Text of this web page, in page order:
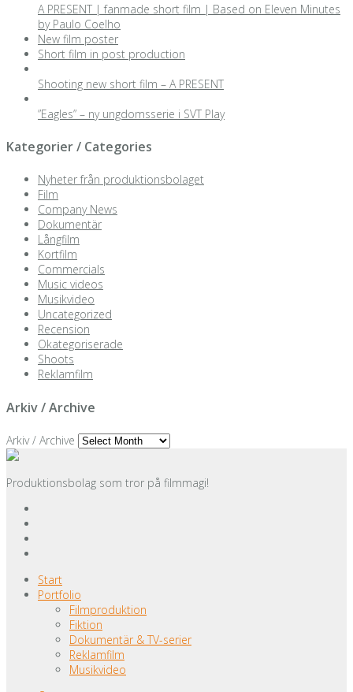
A PRESENT | fanmade short film | Based on Eleven Minutes
by Paulo Coelho
New film poster
Short film in post production
Shooting new short film – A PRESENT
”Eagles” – ny ungdomsserie i SVT Play
Kategorier / Categories
Nyheter från produktionsbolaget
Film
Company News
Dokumentär
Långfilm
Kortfilm
Commercials
Music videos
Musikvideo
Uncategorized
Recension
Okategoriserade
Shoots
Reklamfilm
Arkiv / Archive
Arkiv / Archive
Produktionsbolag som tror på filmmagi!
Start
Portfolio
Filmproduktion
Fiktion
Dokumentär & TV-serier
Reklamfilm
Musikvideo